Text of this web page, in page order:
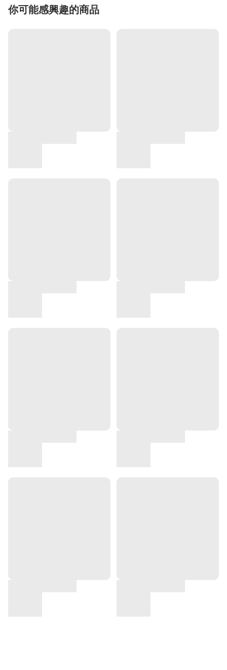
你可能感興趣的商品